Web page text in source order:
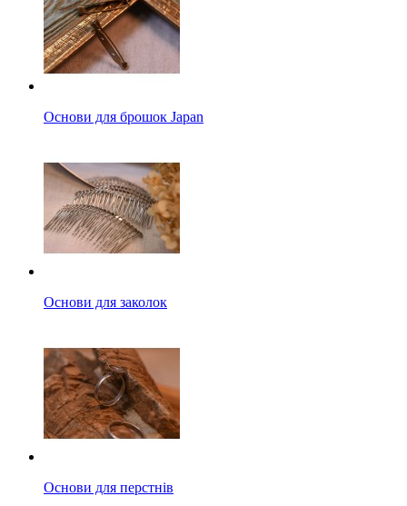
Основи для брошок Japan
Основи для заколок
Основи для перстнів